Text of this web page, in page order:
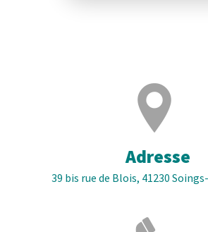
Adresse
39 bis rue de Blois, 41230